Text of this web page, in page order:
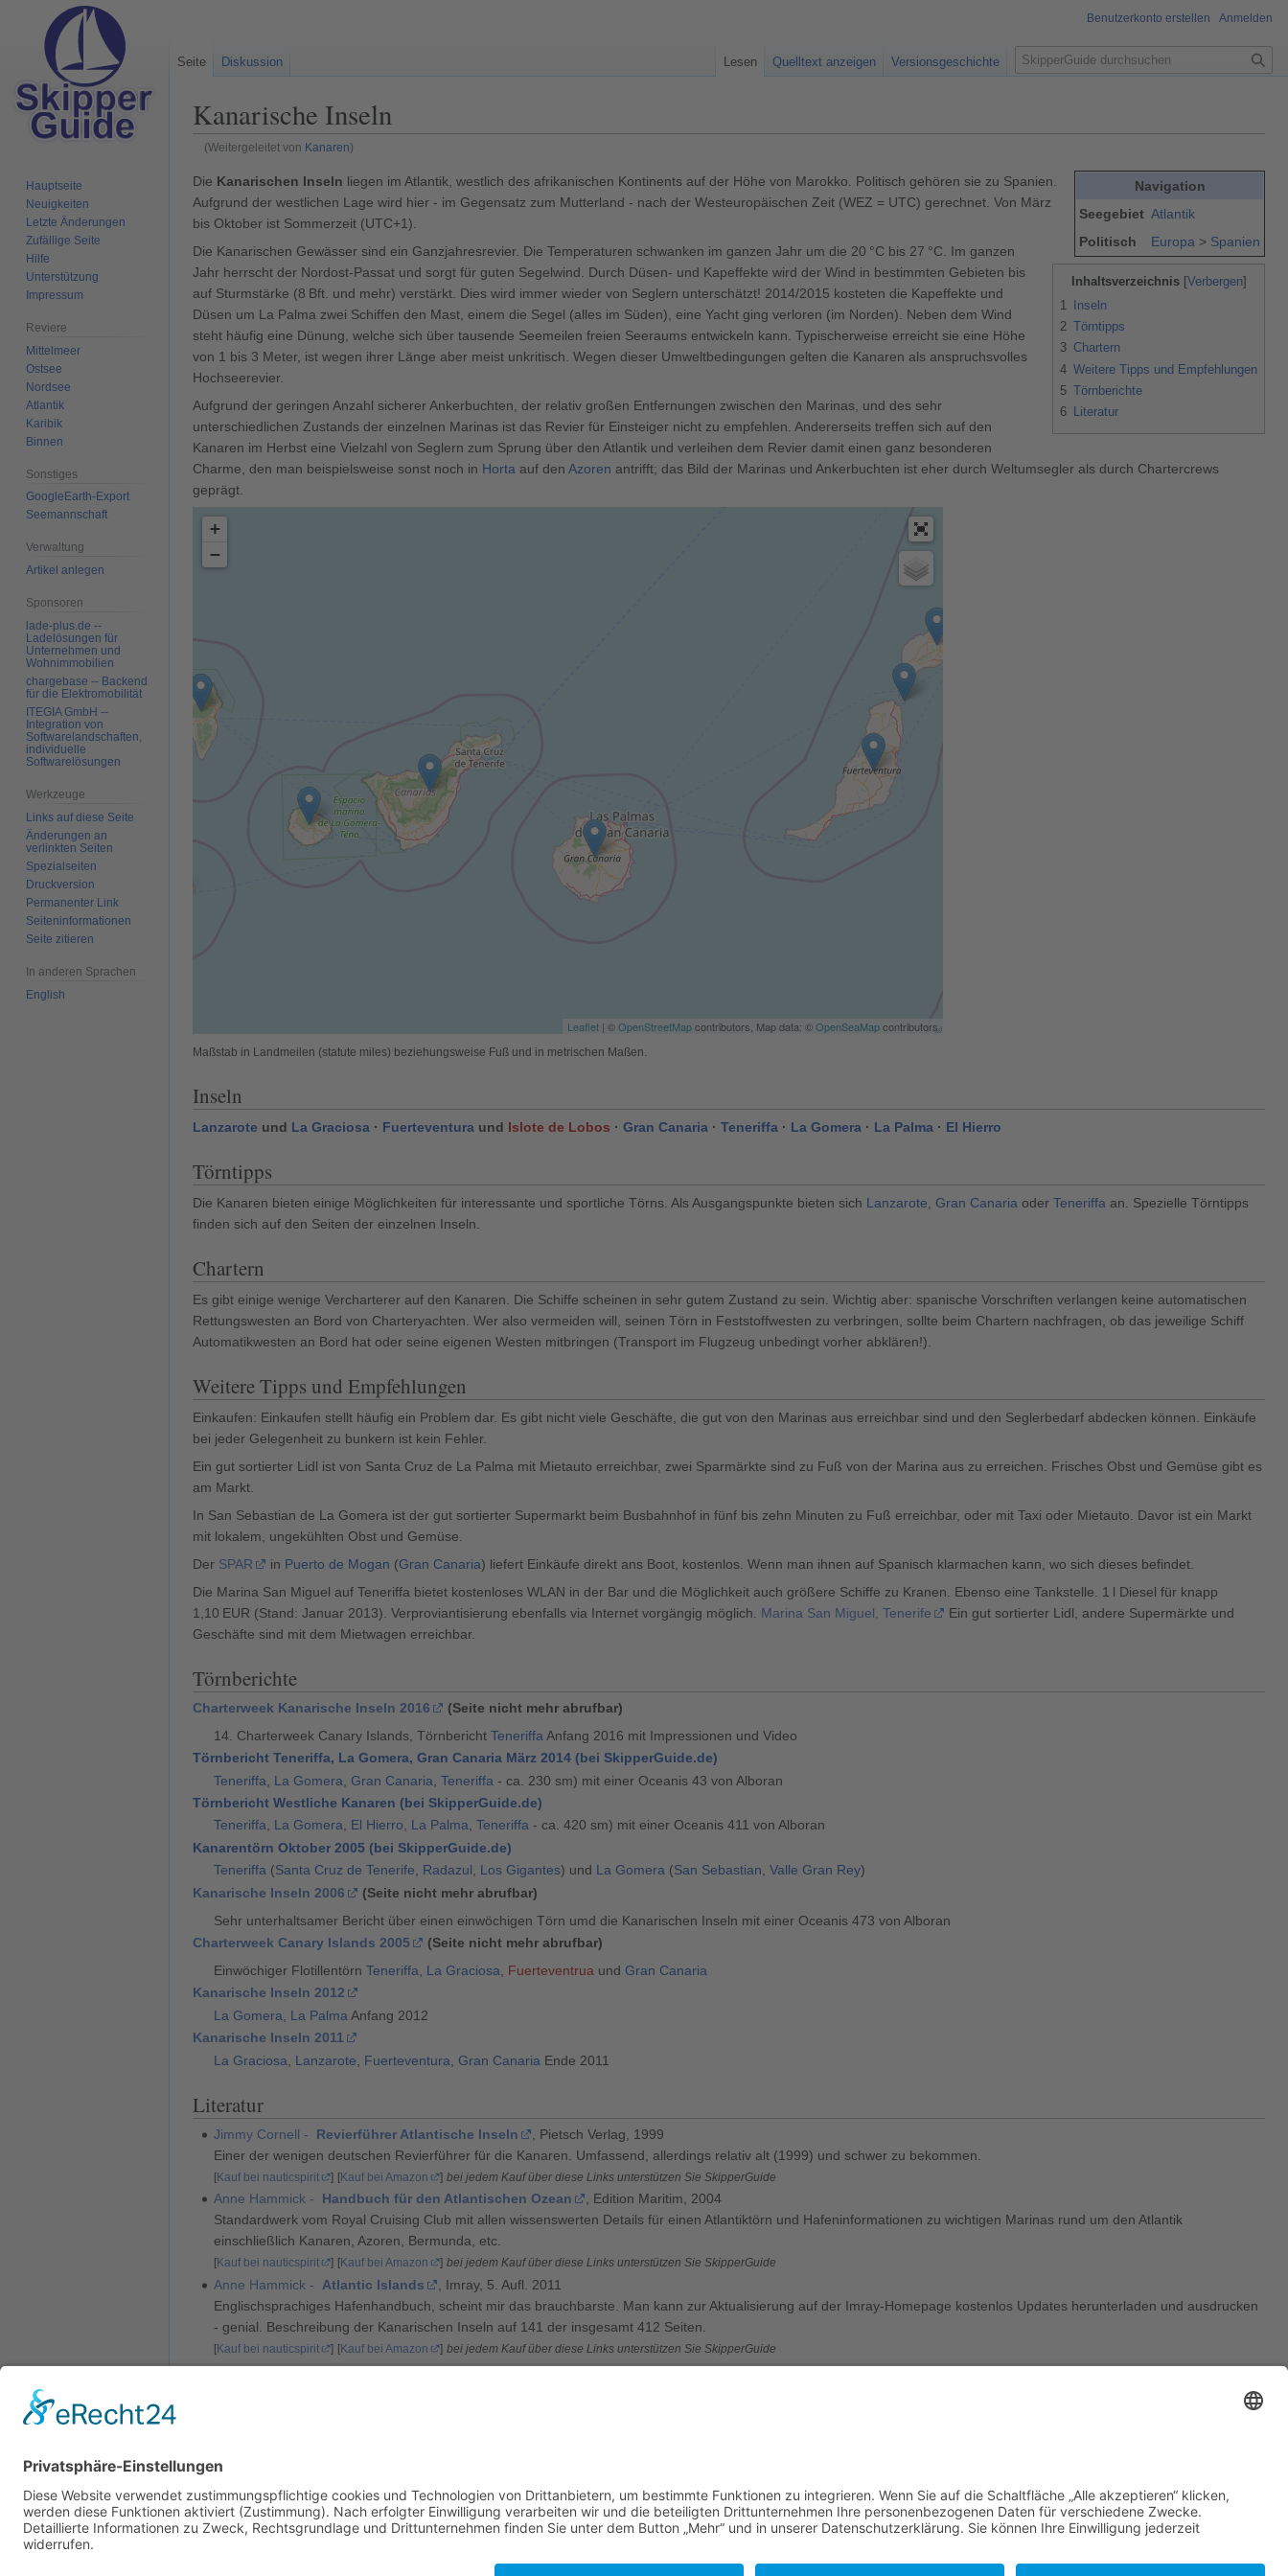
Kanarische Inseln
(Weitergeleitet von Kanaren)
Zur
Navigation
springen
Zur
Suche
springen
Navigation
Seegebiet Atlantik
Politisch
Europa > Spanien
Die Kanarischen Inseln liegen im Atlantik, westlich des afrikanischen Kontinents auf der Höhe von Marokko. Politisch gehören sie zu Spanien.
Aufgrund der westlichen Lage wird hier - im Gegensatz zum Mutterland - nach der Westeuropäischen Zeit (WEZ = UTC) gerechnet. Von März
bis Oktober ist Sommerzeit (UTC+1).
Inhaltsverzeichnis
1
Inseln
2 Törntipps
3 Chartern
4 Weitere Tipps und Empfehlungen
5 Törnberichte
6 Literatur
Die Kanarischen Gewässer sind ein Ganzjahresrevier. Die Temperaturen schwanken im ganzen Jahr um die 20 °C bis 27 °C. Im ganzen
Jahr herrscht der Nordost-Passat und sorgt für guten Segelwind. Durch Düsen- und Kapeffekte wird der Wind in bestimmten Gebieten bis
auf Sturmstärke (8 Bft. und mehr) verstärkt. Dies wird immer wieder von Seglern unterschätzt! 2014/2015 kosteten die Kapeffekte und
Düsen um La Palma zwei Schiffen den Mast, einem die Segel (alles im Süden), eine Yacht ging verloren (im Norden). Neben dem Wind
steht häufig eine Dünung, welche sich über tausende Seemeilen freien Seeraums entwickeln kann. Typischerweise erreicht sie eine Höhe
von 1 bis 3 Meter, ist wegen ihrer Länge aber meist unkritisch. Wegen dieser Umweltbedingungen gelten die Kanaren als anspruchsvolles
Hochseerevier.
Aufgrund der geringen Anzahl sicherer Ankerbuchten, der relativ großen Entfernungen zwischen den Marinas, und des sehr
unterschiedlichen Zustands der einzelnen Marinas ist das Revier für Einsteiger nicht zu empfehlen. Andererseits treffen sich auf den
Kanaren im Herbst eine Vielzahl von Seglern zum Sprung über den Atlantik und verleihen dem Revier damit einen ganz besonderen
Charme, den man beispielsweise sonst noch in Horta auf den Azoren antrifft; das Bild der Marinas und Ankerbuchten ist eher durch Weltumsegler als durch Chartercrews
geprägt.
+
−
Leaflet | ©OpenStreetMapcontributors, Map data: ©OpenSeaMapcontributors
Maßstab in Landmeilen (statute miles) beziehungsweise Fuß und in metrischen Maßen.
Inseln
Lanzarote und La Graciosa · Fuerteventura und Islote de Lobos · Gran Canaria · Teneriffa · La Gomera · La Palma · El Hierro
Törntipps
Die Kanaren bieten einige Möglichkeiten für interessante und sportliche Törns. Als Ausgangspunkte bieten sich Lanzarote Gran Canaria oder Teneriffa an. Spezielle Törntipps
finden sich auf den Seiten der einzelnen Inseln.
Chartern
Es gibt einige wenige Vercharterer auf den Kanaren. Die Schiffe scheinen in sehr gutem Zustand zu sein. Wichtig aber: spanische Vorschriften verlangen keine automatischen
Rettungswesten an Bord von Charteryachten. Wer also vermeiden will, seinen Törn in Feststoffwesten zu verbringen, sollte beim Chartern nachfragen, ob das jeweilige Schiff
Automatikwesten an Bord hat oder seine eigenen Westen mitbringen (Transport im Flugzeug unbedingt vorher abklären!).
Weitere Tipps und Empfehlungen
Einkaufen: Einkaufen stellt häufig ein Problem dar. Es gibt nicht viele Geschäfte, die gut von den Marinas aus erreichbar sind und den Seglerbedarf abdecken können. Einkäufe
bei jeder Gelegenheit zu bunkern ist kein Fehler.
Ein gut sortierter Lidl ist von Santa Cruz de La Palma mit Mietauto erreichbar, zwei Sparmärkte sind zu Fuß von der Marina aus zu erreichen. Frisches Obst und Gemüse gibt es
am Markt.
In San Sebastian de La Gomera ist der gut sortierter Supermarkt beim Busbahnhof in fünf bis zehn Minuten zu Fuß erreichbar, oder mit Taxi oder Mietauto. Davor ist ein Markt
mit lokalem, ungekühlten Obst und Gemüse.
Der SPAR in Puerto de Mogan (Gran Canaria) liefert Einkäufe direkt ans Boot, kostenlos. Wenn man ihnen auf Spanisch klarmachen kann, wo sich dieses befindet.
Die Marina San Miguel auf Teneriffa bietet kostenloses WLAN in der Bar und die Möglichkeit auch größere Schiffe zu Kranen. Ebenso eine Tankstelle. 1 l Diesel für knapp
1,10 EUR (Stand: Januar 2013). Verproviantisierung ebenfalls via Internet vorgängig möglich. Marina San Miguel, Tenerife
Ein gut sortierter Lidl, andere Supermärkte und
Geschäfte sind mit dem Mietwagen erreichbar.
Törnberichte
Charterweek Kanarische Inseln 2016 (Seite nicht mehr abrufbar)
14. Charterweek Canary Islands, TörnberichtTeneriffa Anfang 2016 mit Impressionen und Video
Törnbericht Teneriffa, La Gomera, Gran Canaria März 2014 (bei SkipperGuide.de)
Teneriffa
La Gomera Gran Canaria ,Teneriffa - ca. 230 sm) mit einer Oceanis 43 von Alboran
Törnbericht Westliche Kanaren (bei SkipperGuide.de)
Teneriffa, La Gomera, El Hierro, La Palma,Teneriffa - ca. 420 sm) mit einer Oceanis 411 von Alboran
Kanarentörn Oktober 2005 (bei SkipperGuide.de)
Teneriffa (Santa Cruz de Tenerife, Radazul, Los Gigantes) und La Gomera (San Sebastian,Valle Gran Rey)
Kanarische Inseln 2006
(Seite nicht mehr abrufbar)
Sehr unterhaltsamer Bericht über einen einwöchigen Törn umd die Kanarischen Inseln mit einer Oceanis 473 von Alboran
Charterweek Canary Islands 2005
(Seite nicht mehr abrufbar)
Einwöchiger FlotillentörnTeneriffa La Graciosa Fuerteventrua und Gran Canaria
Kanarische Inseln 2012
La Gomera
La Palma Anfang 2012
Kanarische Inseln 2011
La Graciosa
Lanzarote Fuerteventura Gran Canaria Ende 2011
Literatur
Jimmy Cornell - Revierführer Atlantische Inseln
, Pietsch Verlag, 1999
Einer der wenigen deutschen Revierführer für die Kanaren. Umfassend, allerdings relativ alt (1999) und schwer zu bekommen.
[Kauf bei nauticspirit ] [Kauf bei Amazon ] bei jedem Kauf über diese Links unterstützen Sie SkipperGuide
Anne Hammick - Handbuch für den Atlantischen Ozean
, Edition Maritim, 2004
Standardwerk vom Royal Cruising Club mit allen wissenswerten Details für einen Atlantiktörn und Hafeninformationen zu wichtigen Marinas rund um den Atlantik
einschließlich Kanaren, Azoren, Bermunda, etc.
[Kauf bei nauticspirit ] [Kauf bei Amazon ] bei jedem Kauf über diese Links unterstützen Sie SkipperGuide
Anne Hammick - Atlantic Islands
, Imray, 5. Aufl. 2011
Englischsprachiges Hafenhandbuch, scheint mir das brauchbarste. Man kann zur Aktualisierung auf der Imray-Homepage kostenlos Updates herunterladen und ausdrucken
- genial. Beschreibung der Kanarischen Inseln auf 141 der insgesamt 412 Seiten.
[Kauf bei nauticspirit ] [Kauf bei Amazon ] bei jedem Kauf über diese Links unterstützen Sie SkipperGuide
Kategorien
Autoren:Axel,Blucharter,Botnic ,Dpawels,Erik,Fleuth-Sailing,Gapvision,Hbachmann,He1ix,Migration,Olaf Wenzel,Peter,Pschrey,Wolfi,Wquester,
Benutzerkonto erstellen Anmelden
Seite Diskussion Lesen Quelltext anzeigen Versionsgeschichte
S
u
e
Hauptseite
Neuigkeiten
Letzte Änderungen
Zufällige Seite
Hilfe
Unterstützung
Impressum
Reviere
Mittelmeer
Ostsee
Nordsee
Atlantik
Karibik
Binnen
Sonstiges
GoogleEarth-Export
Seemannschaft
Verwaltung
Artikel anlegen
Sponsoren
lade-plus.de --
Ladelösungen für
Unternehmen und
Wohnimmobilien
chargebase -- Backend
für die Elektromobilität
ITEGIA GmbH --
Integration von
Softwarelandschaften,
individuelle
Softwarelösungen
Werkzeuge
Links auf diese Seite
Änderungen an
verlinkten Seiten
Spezialseiten
Druckversion
Permanenter Link
Seiten­­informationen
Seite zitieren
In anderen Sprachen
English
Diese Seite wurde zuletzt am 6. April 2026 um 12:40 Uhr geändert.